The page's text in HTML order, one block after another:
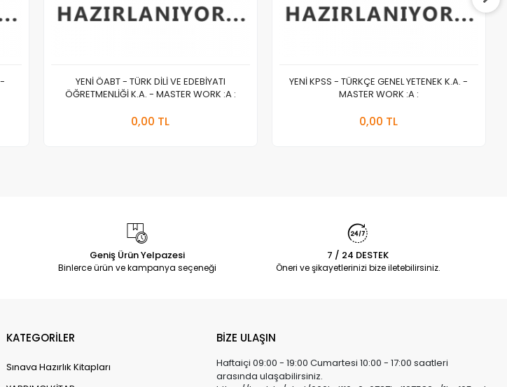
YENİ ÖABT - TÜRK DİLİ VE EDEBİYATI
ÖĞRETMENLİĞİ K.A. - MASTER WORK :A :
0,00 TL
YENİ KPSS - TÜRKÇE GENEL YETENEK K.A. -
MASTER WORK :A :
0,00 TL
Geniş Ürün Yelpazesi
Binlerce ürün ve kampanya seçeneği
7 / 24 DESTEK
Öneri ve şikayetlerinizi bize iletebilirsiniz.
KATEGORİLER
Sınava Hazırlık Kitapları
BİZE ULAŞIN
Haftaiçi 09:00 - 19:00 Cumartesi 10:00 - 17:00 saatleri
arasında ulaşabilirsiniz.